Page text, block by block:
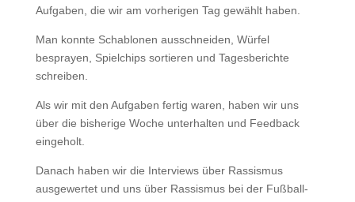
Aufgaben, die wir am vorherigen Tag gewählt haben.
Man konnte Schablonen ausschneiden, Würfel
besprayen, Spielchips sortieren und Tagesberichte
schreiben.
Als wir mit den Aufgaben fertig waren, haben wir uns
über die bisherige Woche unterhalten und Feedback
eingeholt.
Danach haben wir die Interviews über Rassismus
ausgewertet und uns über Rassismus bei der Fußball-